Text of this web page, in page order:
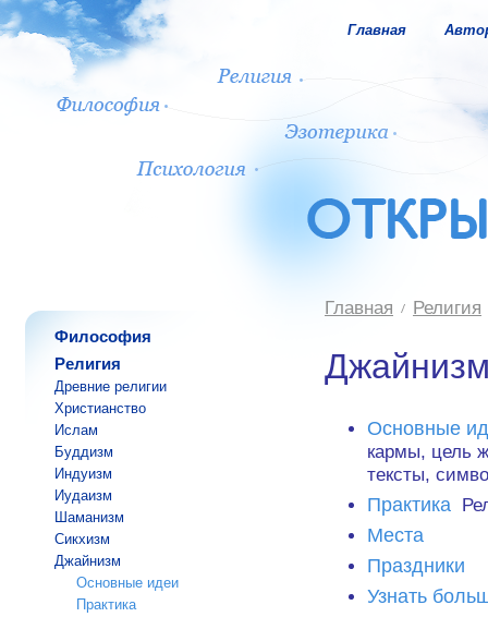
Главная
Философия
Религия
Древние религии
Христианство
Ислам
Буддизм
Индуизм
Иудаизм
Шаманизм
Сикхизм
Джайнизм
Основные идеи
Практика
Главная Религия
Основные
кармы, цель
тексты,
Практика
Места
Праздники
Узнать